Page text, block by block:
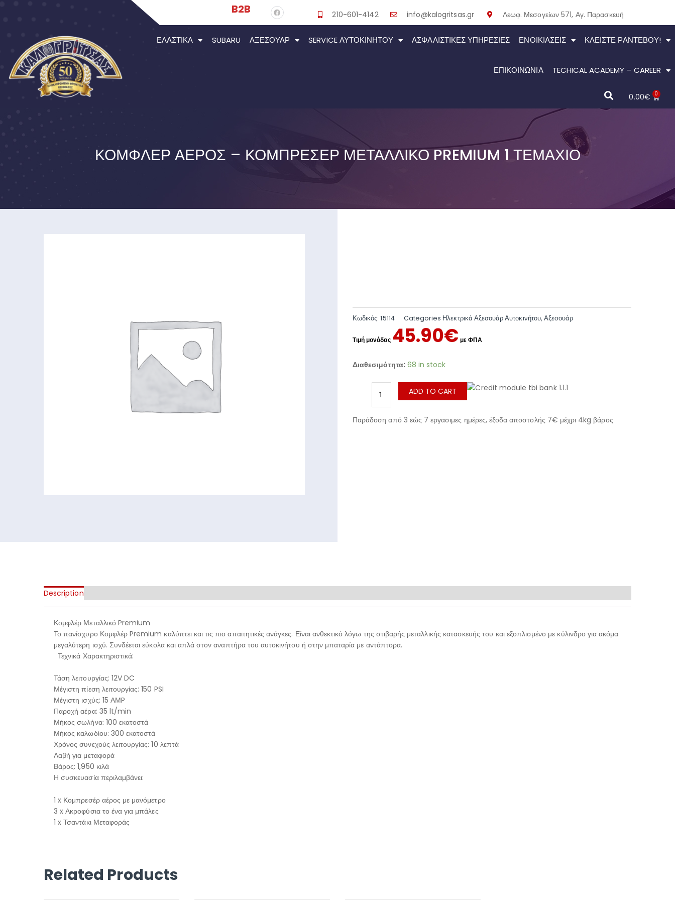
B2B 210-601-4142 info@kalogritsas.gr Λεωφ. Μεσογείων 571, Αγ. Παρασκευή
ΕΛΑΣΤΙΚΆ SUBARU ΑΞΕΣΟΥΆΡ SERVICE ΑΥΤΟΚΙΝΉΤΟΥ ΑΣΦΑΛΙΣΤΙΚΕΣ ΥΠΗΡΕΣΙΕΣ ΕΝΟΙΚΙΆΣΕΙΣ ΚΛΕΊΣΤΕ ΡΑΝΤΕΒΟΎ!
ΕΠΙΚΟΙΝΩΝΙΑ TECHICAL ACADEMY – CAREER
0.00€ 0
ΚΟΜΦΛΈΡ ΑΈΡΟΣ – ΚΟΜΠΡΕΣΈΡ ΜΕΤΑΛΛΙΚΌ PREMIUM 1 ΤΕΜΆΧΙΟ
Κωδικός:15114 Categories Ηλεκτρικά Αξεσουάρ Αυτοκινήτου, Αξεσουάρ
45.90€
Διαθεσιμότητα: 68 in stock
ADD TO CART
Παράδοση από 3 εώς 7 εργασιμες ημέρες, έξοδα αποστολής 7€ μέχρι 4kg βάρος
Description
Κομφλέρ Μεταλλικό Premium
Το πανίσχυρο Κομφλέρ Premium καλύπτει και τις πιο απαιτητικές ανάγκες. Είναι ανθεκτικό λόγω της στιβαρής μεταλλικής κατασκευής του και εξοπλισμένο με κύλινδρο για ακόμα
μεγαλύτερη ισχύ. Συνδέεται εύκολα και απλά στον αναπτήρα του αυτοκινήτου ή στην μπαταρία με αντάπτορα.
Τεχνικά Χαρακτηριστικά:
Τάση λειτουργίας: 12V DC
Μέγιστη πίεση λειτουργίας: 150 PSI
Μέγιστη ισχύς: 15 ΑΜP
Παροχή αέρα: 35 lt/min
Μήκος σωλήνα: 100 εκατοστά
Μήκος καλωδίου: 300 εκατοστά
Χρόνος συνεχούς λειτουργίας: 10 λεπτά
Λαβή για μεταφορά
Βάρος: 1,950 κιλά
Η συσκευασία περιλαμβάνει:
1 x Κομπρεσέρ αέρος με μανόμετρο
3 x Ακροφύσια το ένα για μπάλες
1 x Τσαντάκι Μεταφοράς
Related Products